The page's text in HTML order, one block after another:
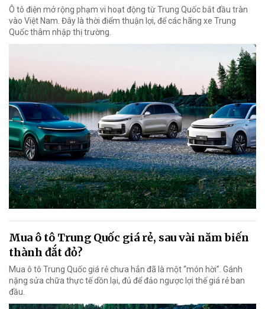
Ô tô điện mở rộng phạm vi hoạt động từ Trung Quốc bắt đầu tràn
vào Việt Nam. Đây là thời điểm thuận lợi, để các hãng xe Trung
Quốc thâm nhập thị trường.
Mua ô tô Trung Quốc giá rẻ, sau vài năm biến
thành đắt đỏ?
Mua ô tô Trung Quốc giá rẻ chưa hẳn đã là một “món hời”. Gánh
nặng sửa chữa thực tế dồn lại, đủ để đảo ngược lợi thế giá rẻ ban
đầu.